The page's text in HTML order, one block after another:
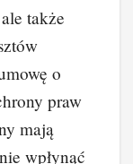
także
o
praw
mają
wpłynąć